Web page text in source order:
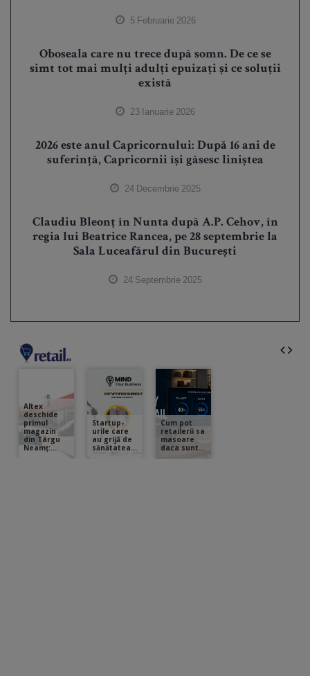
5 Februarie 2026
Oboseala care nu trece după somn. De ce se
simt tot mai mulți adulți epuizați și ce soluții
există
23 Ianuarie 2026
2026 este anul Capricornului: După 16 ani de
suferință, Capricornii își găsesc liniștea
24 Decembrie 2025
Claudiu Bleonț în Nunta după A.P. Cehov, în
regia lui Beatrice Rancea, pe 28 septembrie la
Sala Luceafărul din București
24 Septembrie 2025